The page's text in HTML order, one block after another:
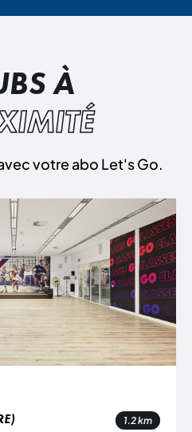
À
votre abo Let's Go.
1.2km